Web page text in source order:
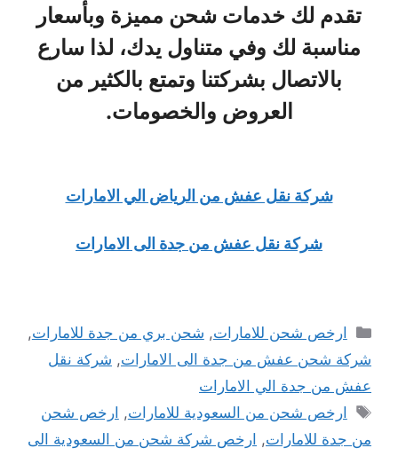
تقدم لك خدمات شحن مميزة وبأسعار
مناسبة لك وفي متناول يدك، لذا سارع
بالاتصال بشركتنا وتمتع بالكثير من
العروض والخصومات.
شركة نقل عفش من الرياض الي الامارات
شركة نقل عفش من جدة الى الامارات
التصنيفات
ارخص شحن للامارات, شحن بري من جدة للامارات,
شركة شحن عفش من جدة الى الامارات, شركة نقل
عفش من جدة الي الامارات
الوسوم
ارخص شحن من السعودية للامارات, ارخص شحن
من جدة للامارات, ارخص شركة شحن من السعودية الى